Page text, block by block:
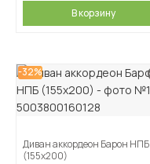
В корзину
-32%
Диван аккордеон Барон НПБ
(155х200)